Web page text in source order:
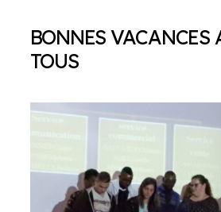
BONNES VACANCES
TOUS